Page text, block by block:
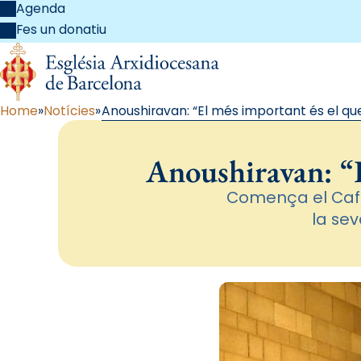
Agenda
Fes un donatiu
Home Notícies Anoushiravan: “El més important és el
Anoushiravan:
Comença el
la